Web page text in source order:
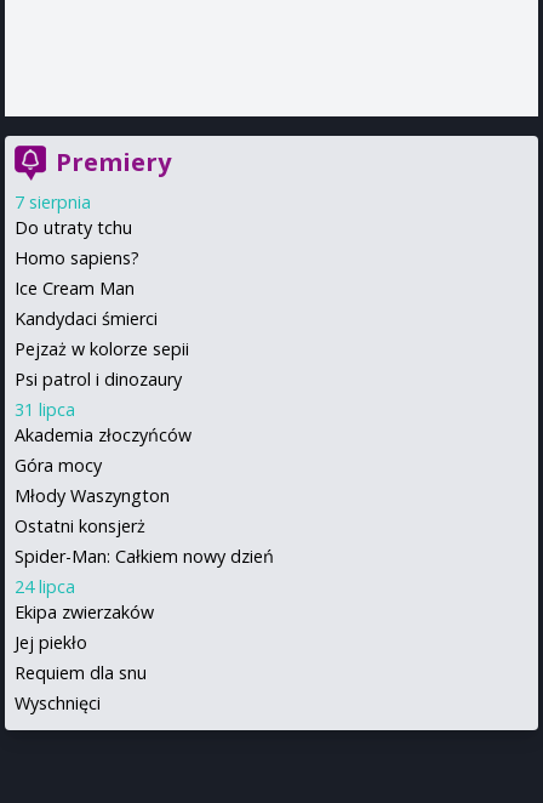
Premiery
7 sierpnia
Do utraty tchu
Homo sapiens?
Ice Cream Man
Kandydaci śmierci
Pejzaż w kolorze sepii
Psi patrol i dinozaury
31 lipca
Akademia złoczyńców
Góra mocy
Młody Waszyngton
Ostatni konsjerż
Spider-Man: Całkiem nowy dzień
24 lipca
Ekipa zwierzaków
Jej piekło
Requiem dla snu
Wyschnięci